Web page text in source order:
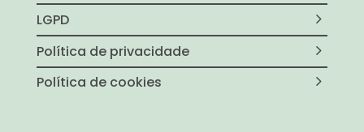
LGPD
Política de privacidade
Política de cookies